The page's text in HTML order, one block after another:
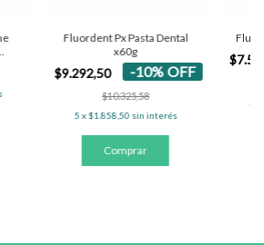
Fluordent Px Pasta Dental
x60g
$9.292,50 -10% OFF
$10.325,58
5 x$1.858,50 sin interés
5